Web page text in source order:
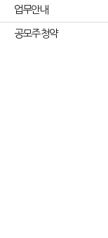
업무안내
공모주 청약